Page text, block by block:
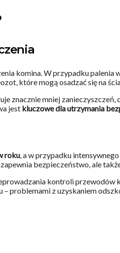
komina. W przypadku
które mogą osadzać się na
znacznie mniej
jest kluczowe dla utrzymania
roku, a w przypadku
bezpieczeństwo, ale
kontroli przewodów
problemami z uzyskaniem